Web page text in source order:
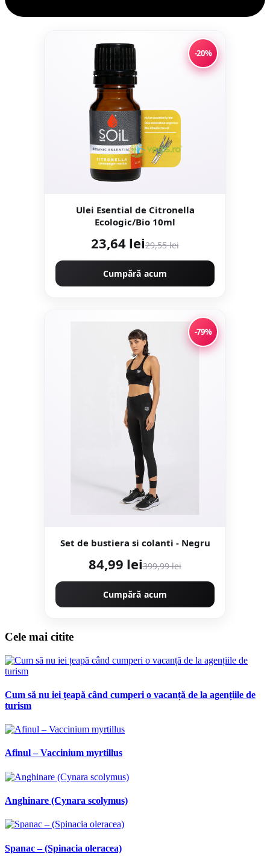
-20%
Ulei Esential de Citronella
Ecologic/Bio 10ml
23,64 lei29,55 lei
Cumpără acum
-79%
Set de bustiera si colanti - Negru
84,99 lei399,99 lei
Cumpără acum
Cele mai citite
Cum să nu iei țeapă când cumperi o vacanță de la agențiile de
turism
Afinul – Vaccinium myrtillus
Anghinare (Cynara scolymus)
Spanac – (Spinacia oleracea)